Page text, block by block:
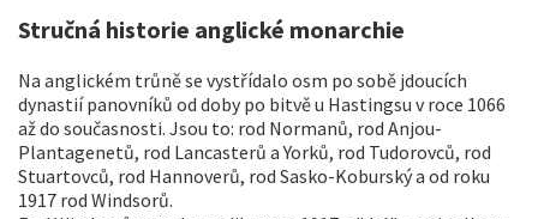
Stručná historie anglické monarchie
Na anglickém trůně se vystřídalo osm po sobě jdoucích
dynastií panovníků od doby po bitvě u Hastingsu v roce 1066
až do současnosti. Jsou to: rod Normanů, rod Anjou-
Plantagenetů, rod Lancasterů a Yorků, rod Tudorovců, rod
Stuartovců, rod Hannoverů, rod Sasko-Koburský a od roku
1917 rod Windsorů.